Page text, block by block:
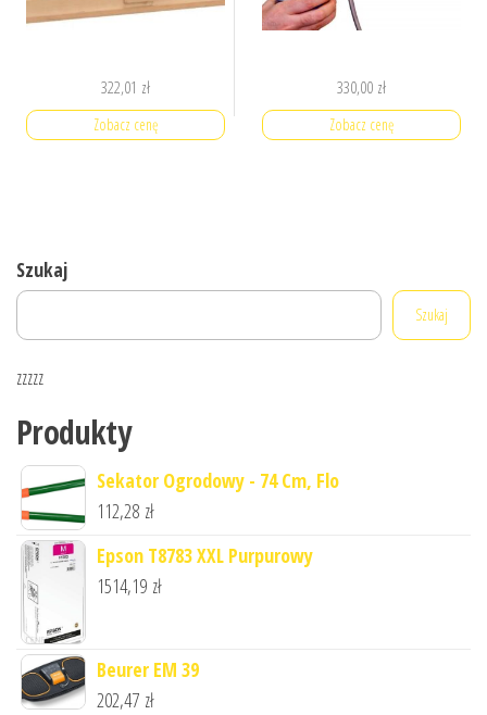
322,01 zł
Zobacz cenę
330,00 zł
Zobacz cenę
Szukaj
Szukaj
zzzzz
Produkty
Sekator Ogrodowy - 74 Cm, Flo
112,28 zł
Epson T8783 XXL Purpurowy
1514,19 zł
Beurer EM 39
202,47 zł